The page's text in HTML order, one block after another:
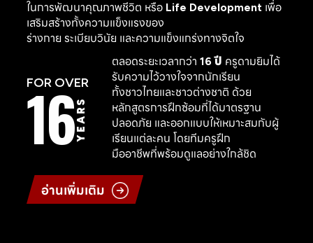
ในการพัฒนาคุณภาพชีวิต หรือ Life Developmentเพื่อ
เสริมสร้างทั้งความแข็งแรงของ
ร่างกาย ระเบียบวินัย และความแข็งแกร่งทางจิตใจ
FOR OVER
16YEARS
ตลอดระยะเวลากว่า 16 ปี ครูดามยิมได้
รับความไว้วางใจจากนักเรียน
ทั้งชาวไทยและชาวต่างชาติ ด้วย
หลักสูตรการฝึกซ้อมที่ได้มาตรฐาน
ปลอดภัย และออกแบบให้เหมาะสมกับผู้
เรียนแต่ละคน โดยทีมครูฝึก
มืออาชีพที่พร้อมดูแลอย่างใกล้ชิด
อ่านเพิ่มเติม